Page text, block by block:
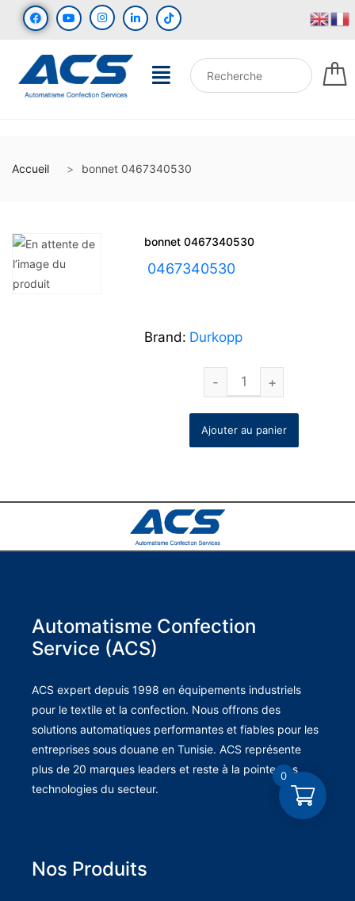
Accueil bonnet 0467340530
bonnet 0467340530
0467340530
Brand: Durkopp
Ajouter au panier
Automatisme Confection
Service (ACS)
ACS expert depuis 1998 en équipements industriels
pour le textile et la confection. Nous offrons des
solutions automatiques performantes et fiables pour les
entreprises sous douane en Tunisie. ACS représente
plus de 20 marques leaders et reste à la pointe des
technologies du secteur.
Nos Produits
0